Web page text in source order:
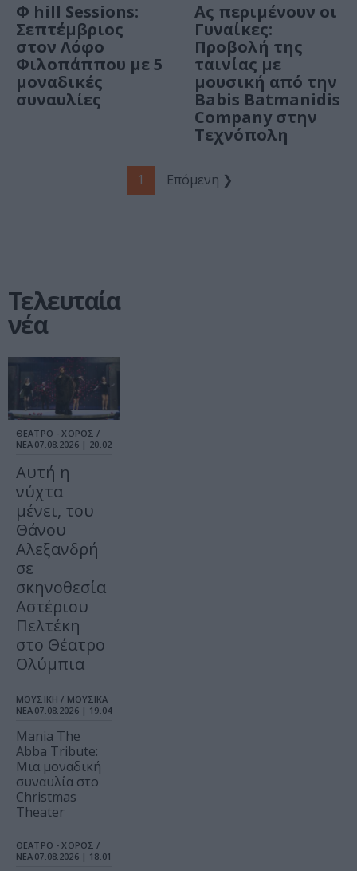
Φ hill Sessions:
Σεπτέμβριος
στον Λόφο
Φιλοπάππου με 5
μοναδικές
συναυλίες
Ας περιμένουν οι
Γυναίκες:
Προβολή της
ταινίας με
μουσική από την
Babis Batmanidis
Company στην
Τεχνόπολη
1 Επόμενη ❯
Τελευταία
νέα
ΘΕΑΤΡΟ - ΧΟΡΟΣ /
ΝΕΑ 07.08.2026 | 20.02
Αυτή η
νύχτα
μένει, του
Θάνου
Αλεξανδρή
σε
σκηνοθεσία
Αστέριου
Πελτέκη
στο Θέατρο
Ολύμπια
ΜΟΥΣΙΚΗ / ΜΟΥΣΙΚΑ
ΝΕΑ 07.08.2026 | 19.04
Mania The
Abba Tribute:
Μια μοναδική
συναυλία στο
Christmas
Theater
ΘΕΑΤΡΟ - ΧΟΡΟΣ /
ΝΕΑ 07.08.2026 | 18.01